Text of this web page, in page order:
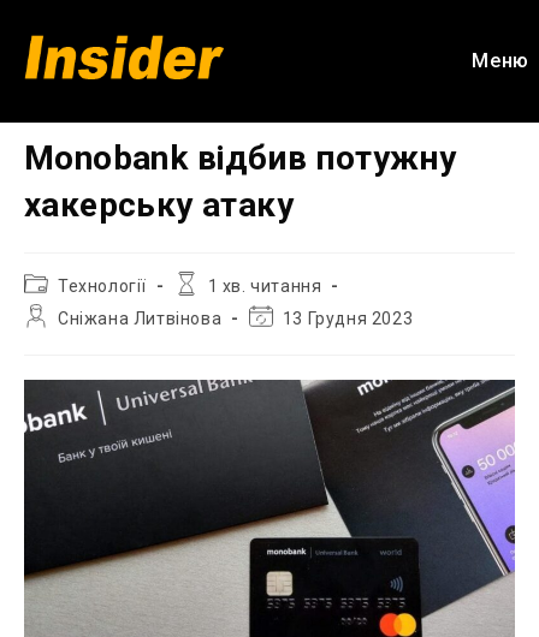
вмісту
Меню
Monobank відбив потужну
хакерську атаку
Категорія
запису:
Технології
Час
1 хв. читання
АвторСніжана Литвінова
Остання13 Грудня 2023